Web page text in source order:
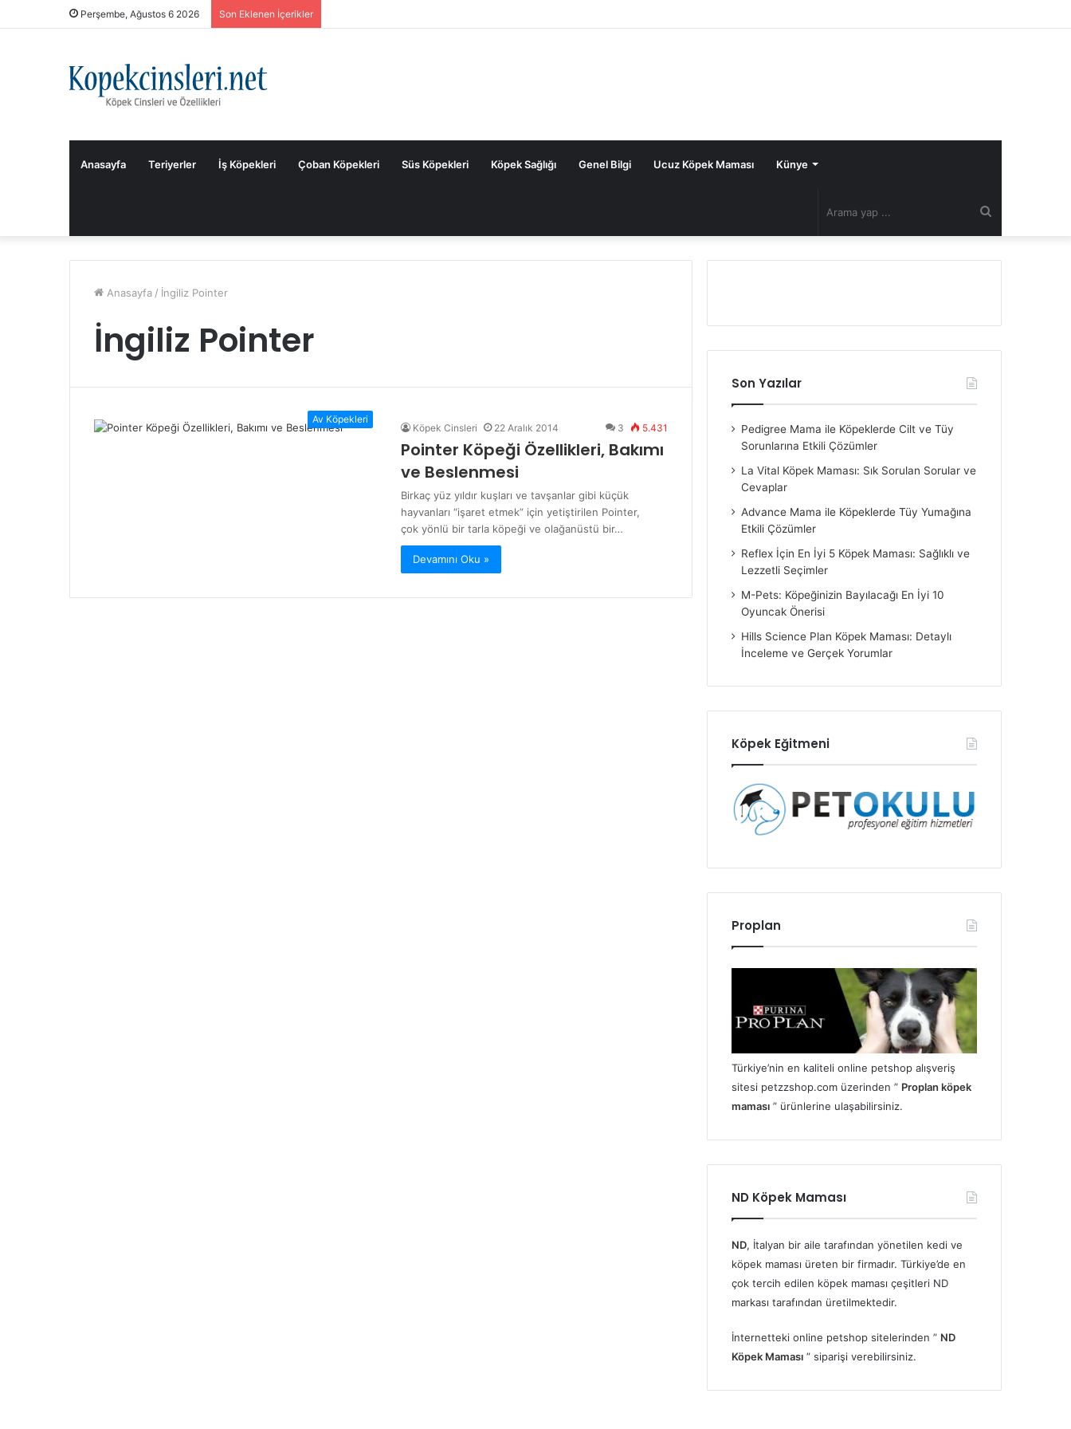
Perşembe, Ağustos 6 2026 Son Eklenen İçerikler
Anasayfa Teriyerler İş Köpekleri Çoban Köpekleri Süs Köpekleri Köpek Sağlığı Genel Bilgi Ucuz Köpek Maması Künye
yap
Anasayfa / İngiliz Pointer
İngiliz Pointer
Av Köpekleri
Köpek Cinsleri 22 Aralık 2014 3 5.431
Pointer Köpeği Özellikleri, Bakımı
ve Beslenmesi
Birkaç yüz yıldır kuşları ve tavşanlar gibi küçük
hayvanları “işaret etmek” için yetiştirilen Pointer,
çok yönlü bir tarla köpeği ve olağanüstü bir…
Devamını Oku »
Son Yazılar
Pedigree Mama ile Köpeklerde Cilt ve Tüy
Sorunlarına Etkili Çözümler
La Vital Köpek Maması: Sık Sorulan Sorular ve
Cevaplar
Advance Mama ile Köpeklerde Tüy Yumağına
Etkili Çözümler
Reflex İçin En İyi 5 Köpek Maması: Sağlıklı ve
Lezzetli Seçimler
M-Pets: Köpeğinizin Bayılacağı En İyi 10
Oyuncak Önerisi
Hills Science Plan Köpek Maması: Detaylı
İnceleme ve Gerçek Yorumlar
Köpek Eğitmeni
Proplan
Türkiye’nin en kaliteli online petshop alışveriş
sitesi petzzshop.com üzerinden ” Proplan köpek
maması ” ürünlerine ulaşabilirsiniz.
ND Köpek Maması
ND, İtalyan bir aile tarafından yönetilen kedi ve
köpek maması üreten bir firmadır. Türkiye’de en
çok tercih edilen köpek maması çeşitleri ND
markası tarafından üretilmektedir.
İnternetteki online petshop sitelerinden ” ND
Köpek Maması ” siparişi verebilirsiniz.